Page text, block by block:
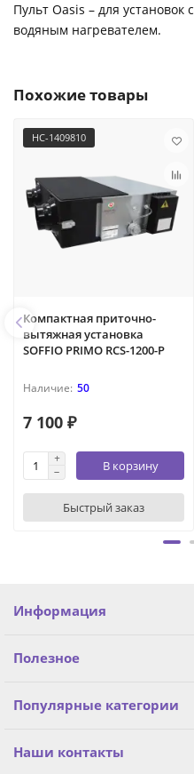
Пульт Oasis – для установок с
водяным нагревателем.
Похожие товары
НС-1409810
Компактная приточно-
вытяжная установка
SOFFIO PRIMO RCS-1200-P
50
7 100 ₽
В корзину
Быстрый заказ
Информация
Полезное
Популярные категории
Наши контакты